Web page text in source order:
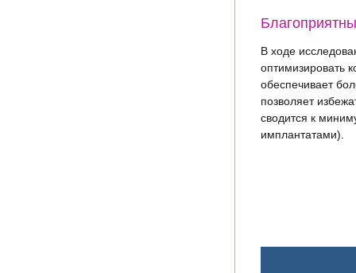
В ходе
оптимизировать
обеспечивает
позволяет
сводится к
имплантатами).